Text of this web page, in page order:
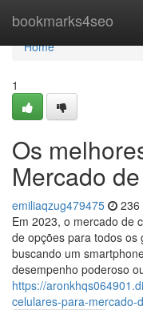
bookmarks4seo
Home
Home
1
Os
Mercado
emiliaqzug479475 236
Em 2023, o mercado de
de opções para todos os
buscando um
desempenho poderoso
https://
celulares-para-mercado-